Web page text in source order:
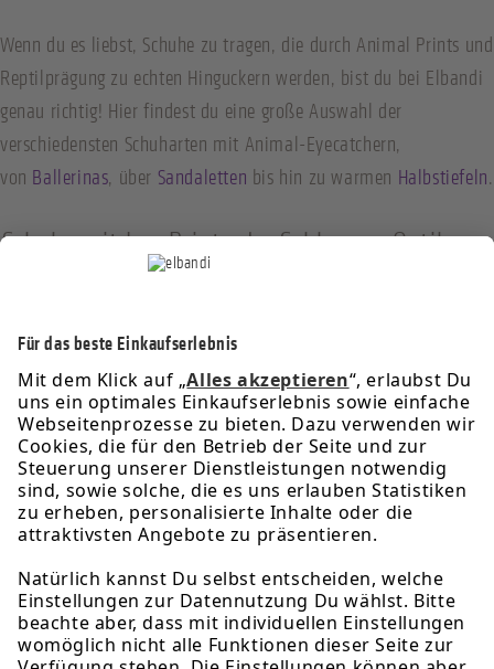
Wenn du es liebst, Schuhe zu tragen, die durch Animal Prints und
Reptilprägung zu echten Hinguckern werden, bist du bei Elbandi
genau richtig! Hier findest du eine große Auswahl der
verschiedensten Schuharten mit Animal-Eyecatchern,
von Ballerinas, über Sandaletten bis hin zu warmen Halbstiefeln.
Schuhe mit Leo Print oder Schlangen Optik -
Was passt besser zu deinem Style?
Service-Hotline
Informationen
Rechtliches
Über uns
Newsletter